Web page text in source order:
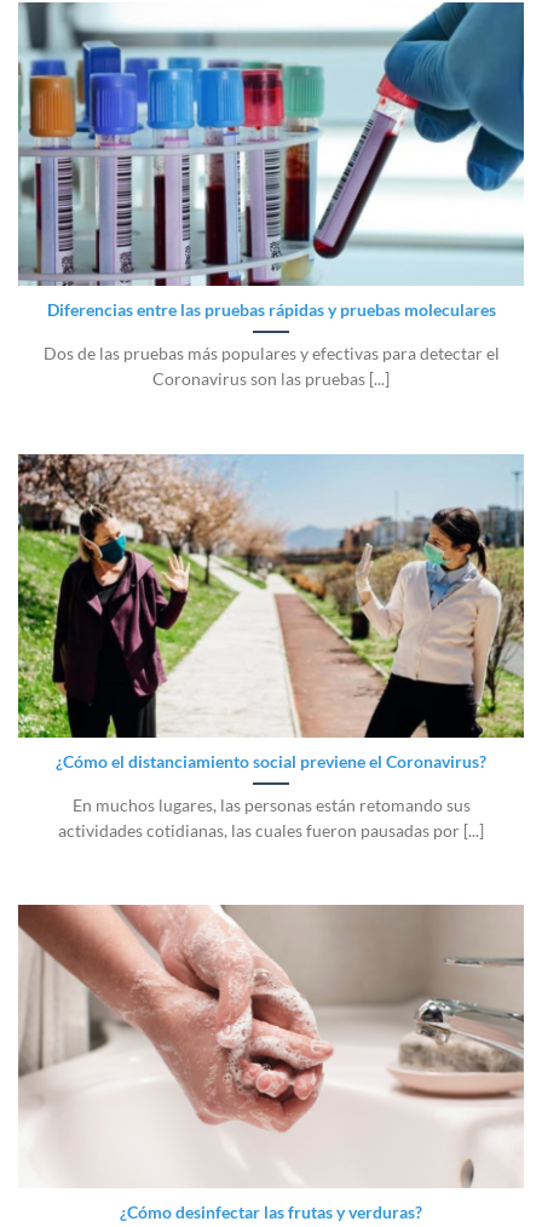
Diferencias entre las pruebas rápidas y pruebas moleculares
Dos de las pruebas más populares y efectivas para detectar el
Coronavirus son las pruebas [...]
¿Cómo el distanciamiento social previene el Coronavirus?
En muchos lugares, las personas están retomando sus
actividades cotidianas, las cuales fueron pausadas por [...]
¿Cómo desinfectar las frutas y verduras?